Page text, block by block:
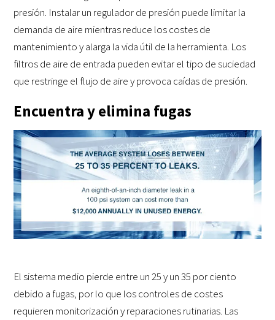
presión. Instalar un regulador de presión puede limitar la
demanda de aire mientras reduce los costes de
mantenimiento y alarga la vida útil de la herramienta. Los
filtros de aire de entrada pueden evitar el tipo de suciedad
que restringe el flujo de aire y provoca caídas de presión.
Encuentra y elimina fugas
El sistema medio pierde entre un 25 y un 35 por ciento
debido a fugas, por lo que los controles de costes
requieren monitorización y reparaciones rutinarias. Las